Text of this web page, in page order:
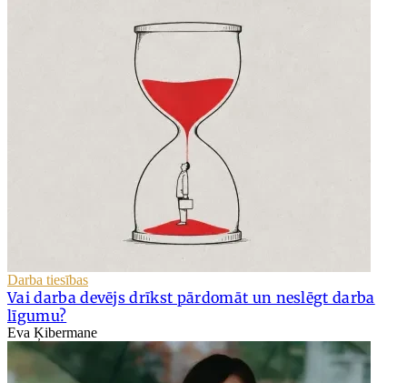
Darba tiesības
Vai darba devējs drīkst pārdomāt un neslēgt darba
līgumu?
Eva Ķibermane